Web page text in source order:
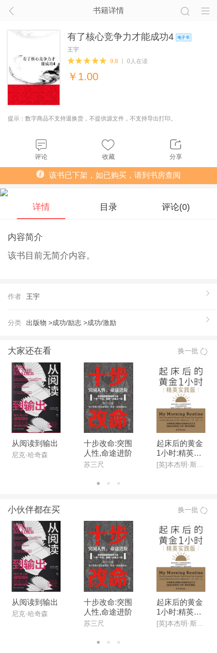
书籍详情
有了核心竞争力才能成功4
王宇
9.8
0人在读
￥ 1.00
提示：数字商品不支持退换货，不提供源文件，不支持导出打印。
评论 收藏 分享
该书已下架，如已购买，请到书房查阅
详情 目录 评论(0)
内容简介
该书目前无简介内容。
作者 王宇
分类 出版物 >成功/励志 >成功/激励
大家还在看 换一批
从阅读到输出
尼克·哈奇森
十步改命:突围
人性,命途进阶
苏三尺
起床后的黄金
1小时:精英实
践版
[英]本杰明·斯帕(Benjamin Spall),[德]迈克尔·赞德(Michael Xander)
小伙伴都在买 换一批
从阅读到输出
尼克·哈奇森
十步改命:突围
人性,命途进阶
苏三尺
起床后的黄金
1小时:精英实
践版
[英]本杰明·斯帕(Benjamin Spall),[德]迈克尔·赞德(Michael Xander)